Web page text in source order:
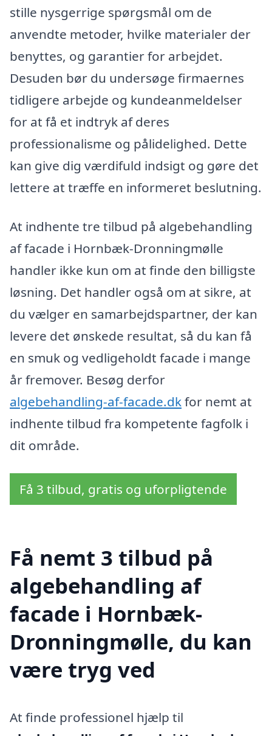
stille nysgerrige spørgsmål om de
anvendte metoder, hvilke materialer der
benyttes, og garantier for arbejdet.
Desuden bør du undersøge firmaernes
tidligere arbejde og kundeanmeldelser
for at få et indtryk af deres
professionalisme og pålidelighed. Dette
kan give dig værdifuld indsigt og gøre det
lettere at træffe en informeret beslutning.
At indhente tre tilbud på algebehandling
af facade i Hornbæk-Dronningmølle
handler ikke kun om at finde den billigste
løsning. Det handler også om at sikre, at
du vælger en samarbejdspartner, der kan
levere det ønskede resultat, så du kan få
en smuk og vedligeholdt facade i mange
år fremover. Besøg derfor
algebehandling-af-facade.dkfor nemt at
indhente tilbud fra kompetente fagfolk i
dit område.
Få 3 tilbud, gratis og uforpligtende
Få nemt 3 tilbud på
algebehandling af
facade i Hornbæk-
Dronningmølle, du kan
være tryg ved
At finde professionel hjælp til